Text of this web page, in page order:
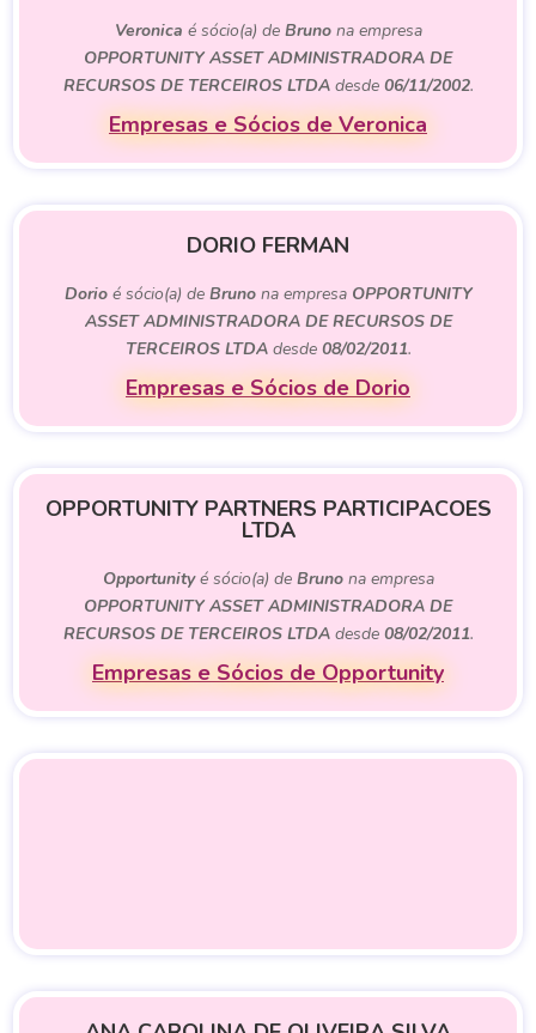
Veronica é sócio(a) de Brunona empresa
OPPORTUNITY ASSET ADMINISTRADORA DE
RECURSOS DE TERCEIROS LTDAdesde 06/11/2002.
Empresas e Sócios de Veronica
DORIO FERMAN
Dorioé sócio(a) de Brunona empresa OPPORTUNITY
ASSET ADMINISTRADORA DE RECURSOS DE
TERCEIROS LTDAdesde 08/02/2011.
Empresas e Sócios de Dorio
OPPORTUNITY PARTNERS PARTICIPACOES
LTDA
Opportunityé sócio(a) de Brunona empresa
OPPORTUNITY ASSET ADMINISTRADORA DE
RECURSOS DE TERCEIROS LTDAdesde 08/02/2011.
Empresas e Sócios de Opportunity